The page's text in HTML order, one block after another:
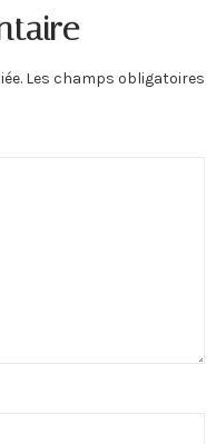
Les champs obligatoires